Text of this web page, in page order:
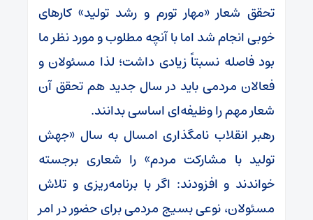
تحقق شعار «مهار تورم و رشد تولید» کارهای
خوبی انجام شد اما با آنچه مطلوب و مورد نظر ما
بود فاصله نسبتاً زیادی داشت؛ لذا مسئولان و
فعالان مردمی باید در سال جدید هم تحقق آن
شعار مهم را وظیفه‌ای اساسی بدانند.
رهبر انقلاب نامگذاری امسال به سال «جهش
تولید با مشارکت مردم» را شعاری برجسته
خواندند و افزودند: اگر با برنامه‌ریزی و تلاش
مسئولان، نوعی بسیج مردمی برای حضور در امر